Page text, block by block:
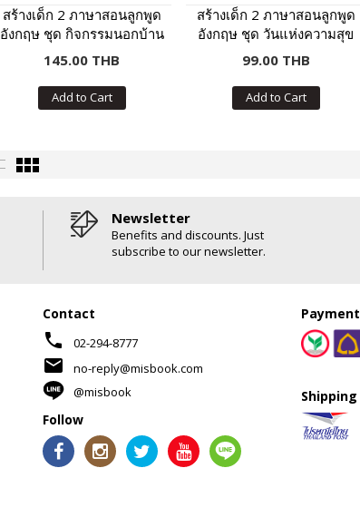
สร้างเด็ก 2 ภาษาสอนลูกพูด
อังกฤษ ชุด กิจกรรมนอกบ้าน
(ฉบับปรับปรุง)
145.00 THB
Add to Cart
สร้างเด็ก 2 ภาษาสอนลูกพูด
อังกฤษ ชุด วันแห่งความสุข
(ฉบับปรับปรุง)
99.00 THB
Add to Cart
Newsletter
Benefits and discounts. Just
subscribe to our newsletter.
Contact
phone 02-294-8777
mail
no-reply@misbook.com
@misbook
Follow
Payment
Shipping